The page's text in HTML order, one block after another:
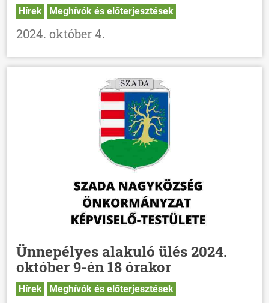
Hírek Meghívók és előterjesztések
2024. október 4.
Ünnepélyes alakuló ülés 2024.
október 9-én 18 órakor
Hírek Meghívók és előterjesztések